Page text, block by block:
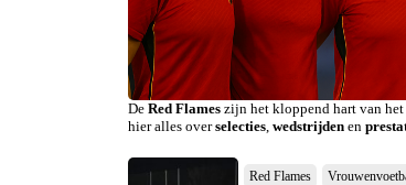
De Red Flames zijn het kloppend hart van het
hier alles overselecties, wedstrijden en
Red Flames